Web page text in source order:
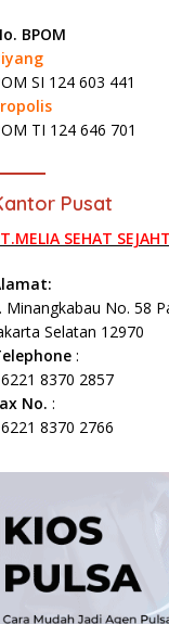
BPOM
SI 124 603 441
TI 124 646 701
Pusat
SEHAT
Minangkabau No. 58
Selatan 12970
:
8370 2857
No.:
8370 2766